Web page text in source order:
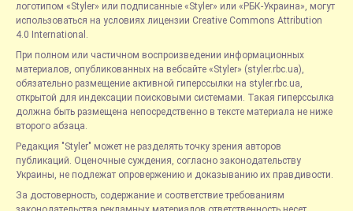
логотипом «Styler» или подписанные «Styler» или «РБК-Украина», могут
использоваться на условиях лицензии Creative Commons Attribution
4.0 International.
При полном или частичном воспроизведении информационных
материалов, опубликованных на вебсайте «Styler» (styler.rbc.ua),
обязательно размещение активной гиперссылки на styler.rbc.ua,
открытой для индексации поисковыми системами. Такая гиперссылка
должна быть размещена непосредственно в тексте материала не ниже
второго абзаца.
Редакция "Styler" может не разделять точку зрения авторов
публикаций. Оценочные суждения, согласно законодательству
Украины, не подлежат опровержению и доказыванию их правдивости.
За достоверность, содержание и соответствие требованиям